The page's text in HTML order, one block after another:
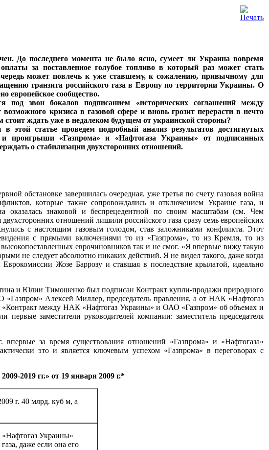
До последнего момента не было ясно, сумеет ли Украина вовремя
за поставленное голубое топливо в который раз может стать
может повлечь к уже ставшему, к сожалению, привычному для
транзита российского газа в Европу по территории Украины. О
европейское сообщество.
под звон бокалов подписанием «исторических соглашений между
кризиса в газовой сфере и вновь грозит перерасти в нечто
стоит ждать уже в недалеком будущем от украинской стороны?
статье проведем подробный анализ результатов достигнутых
«Газпрома» и «Нафтогаза Украины» от подписанных
о стабилизации двухсторонних отношений.
обстановке завершилась очередная, уже третья по счету газовая война
которые также сопровождались и отключением Украине газа, и
оказалась знаковой и беспрецедентной по своим масштабам (см. Чем
отношений лишили российского газа сразу семь европейских
с настоящим газовым голодом, став заложниками конфликта. Этот
с прямыми включениями то из «Газпрома», то из Кремля, то из
еврочиновников так и не смог. «Я впервые вижу такую
не следует абсолютно никаких действий. Я не видел такого, даже когда
Жозе Баррозу и ставшая в последствие крылатой, идеально
и Юлии Тимошенко был подписан Контракт купли-продажи природного
Алексей Миллер, председатель правления, а от НАК «Нафтогаз
«Контракт между НАК «Нафтогаз Украины» и ОАО «Газпром» об объемах и
заместители руководителей компании: заместитель председателя
за время существования отношений «Газпрома» и «Нафтогаза»
это и является ключевым успехом «Газпрома» в переговорах с
2019 гг.» от 19 января 2009 г.*
г. 40 млрд. куб м, а
Украины»
даже если она его